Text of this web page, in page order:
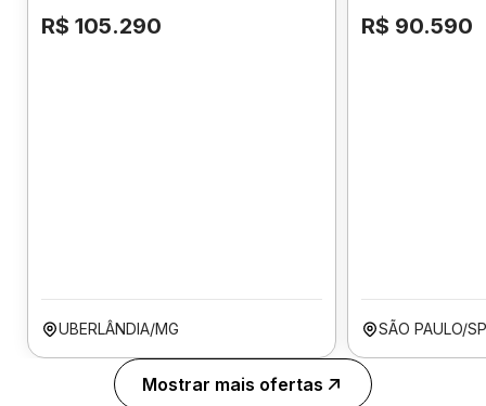
R$ 105.290
UBERLÂNDIA/MG
R$ 90.590
SÃO PAULO/SP
Mostrar mais ofertas